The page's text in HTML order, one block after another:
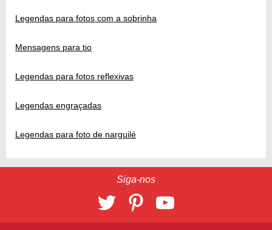
Legendas para fotos com a sobrinha
Mensagens para tio
Legendas para fotos reflexivas
Legendas engraçadas
Legendas para foto de narguilé
Siga-nos